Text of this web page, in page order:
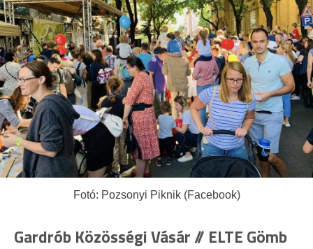
Fotó: Pozsonyi Piknik (Facebook)
Gardrób Közösségi Vásár // ELTE Gömb